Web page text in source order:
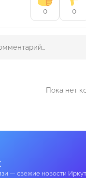
0 0
Пока нет
— свежие новости